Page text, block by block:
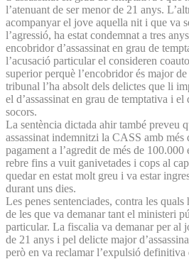
l’atenuant de ser menor de 21 anys.
acompanyar el jove aquella nit i que va
l’agressió, ha estat condemnat a tres
encobridor d’assassinat en grau de
l’acusació particular el consideren
superior perquè l’encobridor és major
tribunal l’ha absolt dels delictes que li
el d’assassinat en grau de temptativa i
socors.
La sentència dictada ahir també preveu
assassinat indemnitzi la CASS amb
pagament a l’agredit de més de
rebre fins a vuit ganivetades i cops al
quedar en estat molt greu i va estar
durant uns dies.
Les penes sentenciades, contra les
de les que va demanar tant el ministeri
particular. La fiscalia va demanar per al
de 21 anys i pel delicte major
però en va reclamar l’expulsió definitiva